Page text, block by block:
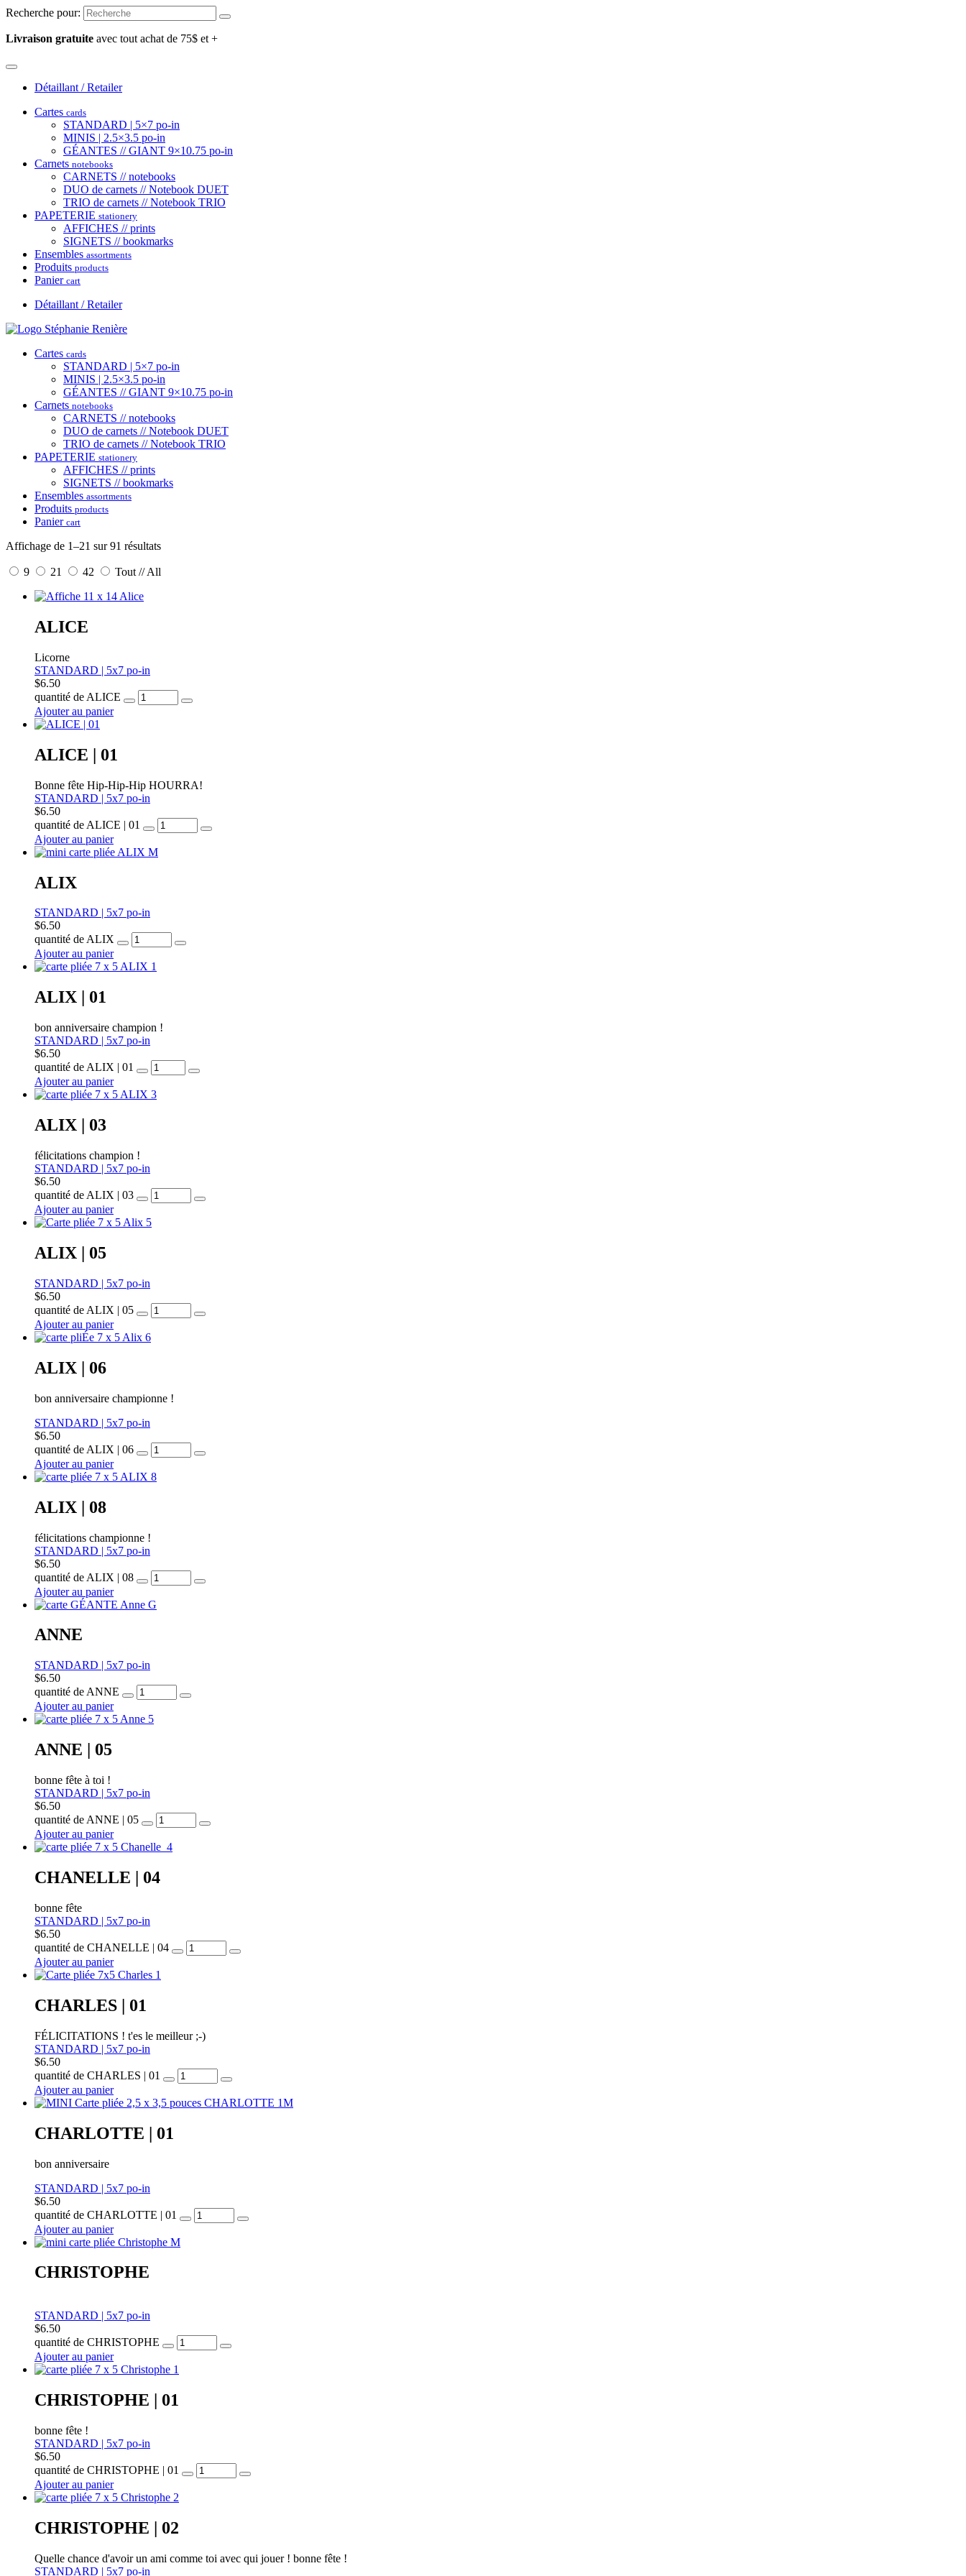
Recherche pour:
Livraison gratuite avec tout achat de 75$ et +
Détaillant / Retailer
Cartes cards
STANDARD | 5×7 po-in
MINIS | 2.5×3.5 po-in
GÉANTES // GIANT 9×10.75 po-in
Carnets notebooks
CARNETS // notebooks
DUO de carnets // Notebook DUET
TRIO de carnets // Notebook TRIO
PAPETERIE stationery
AFFICHES // prints
SIGNETS // bookmarks
Ensembles assortments
Produits products
Panier cart
Détaillant / Retailer
Cartes cards
STANDARD | 5×7 po-in
MINIS | 2.5×3.5 po-in
GÉANTES // GIANT 9×10.75 po-in
Carnets notebooks
CARNETS // notebooks
DUO de carnets // Notebook DUET
TRIO de carnets // Notebook TRIO
PAPETERIE stationery
AFFICHES // prints
SIGNETS // bookmarks
Ensembles assortments
Produits products
Panier cart
Affichage de 1–21 sur 91 résultats
9 21 42 Tout // All
ALICE
Licorne
STANDARD | 5x7 po-in
$6.50
quantité de ALICE
Ajouter au panier
ALICE | 01
Bonne fête Hip-Hip-Hip HOURRA!
STANDARD | 5x7 po-in
$6.50
quantité de ALICE | 01
Ajouter au panier
ALIX
STANDARD | 5x7 po-in
$6.50
quantité de ALIX
Ajouter au panier
ALIX | 01
bon anniversaire champion !
STANDARD | 5x7 po-in
$6.50
quantité de ALIX | 01
Ajouter au panier
ALIX | 03
félicitations champion !
STANDARD | 5x7 po-in
$6.50
quantité de ALIX | 03
Ajouter au panier
ALIX | 05
STANDARD | 5x7 po-in
$6.50
quantité de ALIX | 05
Ajouter au panier
ALIX | 06
bon anniversaire championne !
STANDARD | 5x7 po-in
$6.50
quantité de ALIX | 06
Ajouter au panier
ALIX | 08
félicitations championne !
STANDARD | 5x7 po-in
$6.50
quantité de ALIX | 08
Ajouter au panier
ANNE
STANDARD | 5x7 po-in
$6.50
quantité de ANNE
Ajouter au panier
ANNE | 05
bonne fête à toi !
STANDARD | 5x7 po-in
$6.50
quantité de ANNE | 05
Ajouter au panier
CHANELLE | 04
bonne fête
STANDARD | 5x7 po-in
$6.50
quantité de CHANELLE | 04
Ajouter au panier
CHARLES | 01
FÉLICITATIONS ! t'es le meilleur ;-)
STANDARD | 5x7 po-in
$6.50
quantité de CHARLES | 01
Ajouter au panier
CHARLOTTE | 01
bon anniversaire
STANDARD | 5x7 po-in
$6.50
quantité de CHARLOTTE | 01
Ajouter au panier
CHRISTOPHE
STANDARD | 5x7 po-in
$6.50
quantité de CHRISTOPHE
Ajouter au panier
CHRISTOPHE | 01
bonne fête !
STANDARD | 5x7 po-in
$6.50
quantité de CHRISTOPHE | 01
Ajouter au panier
CHRISTOPHE | 02
Quelle chance d'avoir un ami comme toi avec qui jouer ! bonne fête !
STANDARD | 5x7 po-in